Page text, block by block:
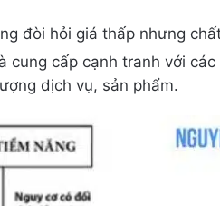
đòi hỏi giá thấp nhưng
cung cấp cạnh tranh với
dịch vụ, sản phẩm.